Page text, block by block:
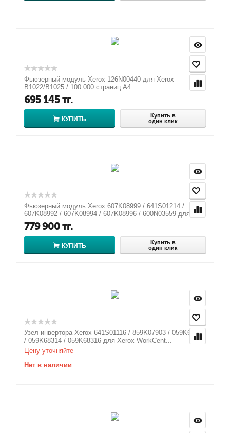
Фьюзерный модуль Xerox 126N00440 для Xerox
B1022/B1025 / 100 000 страниц А4
695 145тг.
КУПИТЬ
Купить в
один клик
Фьюзерный модуль Xerox 607K08999 / 641S01214 /
607K08992 / 607K08994 / 607K08996 / 600N03559 для ...
779 900тг.
КУПИТЬ
Купить в
один клик
Узел инвертора Xerox 641S01116 / 859K07903 / 059K68315
/ 059K68314 / 059K68316 для Xerox WorkCent...
Цену уточняйте
Нет в наличии